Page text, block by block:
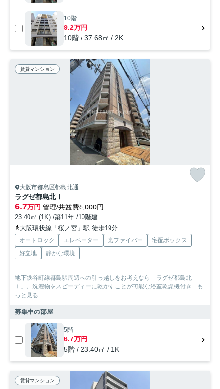
10階
9.2万円
10階 / 37.68㎡ / 2K
賃貸マンション
大阪市都島区都島北通
ラグゼ都島北Ⅰ
6.7万円 管理/共益費8,000円
23.40㎡ (1K) /築11年 /10階建
大阪環状線「桜ノ宮」駅 徒歩19分
オートロック エレベーター 光ファイバー
宅配ボックス
好立地
静かな環境
地下鉄谷町線都島駅周辺への引っ越しをお考えなら「ラグゼ都島北
Ⅰ」。洗濯物をスピーディーに乾かすことが可能な浴室乾燥機付き... も
っと見る
募集中の部屋
5階
6.7万円
5階 / 23.40㎡ / 1K
賃貸マンション